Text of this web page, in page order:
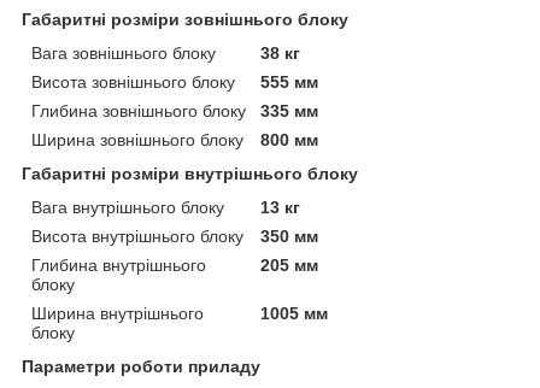
Габаритні розміри зовнішнього блоку
Вага зовнішнього блоку
38 кг
Висота зовнішнього блоку
555 мм
Глибина зовнішнього блоку
335 мм
Ширина зовнішнього блоку
800 мм
Габаритні розміри внутрішнього блоку
Вага внутрішнього блоку
13 кг
Висота внутрішнього блоку
350 мм
Глибина внутрішнього
блоку
205 мм
Ширина внутрішнього
блоку
1005 мм
Параметри роботи приладу